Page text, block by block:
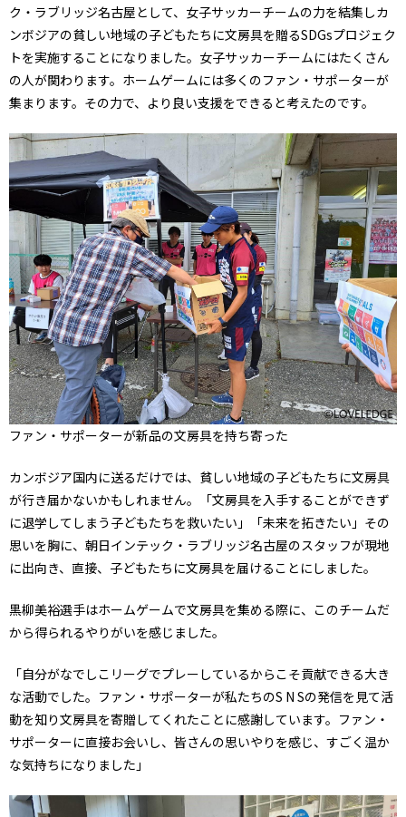
ク・ラブリッジ名古屋として、女子サッカーチームの力を結集しカ
ンボジアの貧しい地域の子どもたちに文房具を贈るSDGsプロジェク
トを実施することになりました。女子サッカーチームにはたくさん
の人が関わります。ホームゲームには多くのファン・サポーターが
集まります。その力で、より良い支援をできると考えたのです。
ファン・サポーターが新品の文房具を持ち寄った
カンボジア国内に送るだけでは、貧しい地域の子どもたちに文房具
が行き届かないかもしれません。「文房具を入手することができず
に退学してしまう子どもたちを救いたい」「未来を拓きたい」その
思いを胸に、朝日インテック・ラブリッジ名古屋のスタッフが現地
に出向き、直接、子どもたちに文房具を届けることにしました。
黒柳美裕選手はホームゲームで文房具を集める際に、このチームだ
から得られるやりがいを感じました。
「自分がなでしこリーグでプレーしているからこそ貢献できる大き
な活動でした。ファン・サポーターが私たちのS N Sの発信を見て活
動を知り文房具を寄贈してくれたことに感謝しています。ファン・
サポーターに直接お会いし、皆さんの思いやりを感じ、すごく温か
な気持ちになりました」